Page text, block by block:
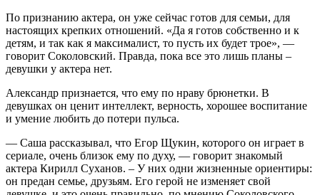
По признанию актера, он уже сейчас готов для семьи, для
настоящих крепких отношений. «Да я готов собственно и к
детям, и так как я максималист, то пусть их будет трое», —
говорит Соколовский. Правда, пока все это лишь планы –
девушки у актера нет.
Александр признается, что ему по нраву брюнетки. В
девушках он ценит интеллект, верность, хорошее воспитание
и умение любить до потери пульса.
— Саша рассказывал, что Егор Щукин, которого он играет в
сериале, очень близок ему по духу, — говорит знакомый
актера Кирилл Суханов. – У них одни жизненные ориентиры:
он предан семье, друзьям. Его герой не изменяет свой